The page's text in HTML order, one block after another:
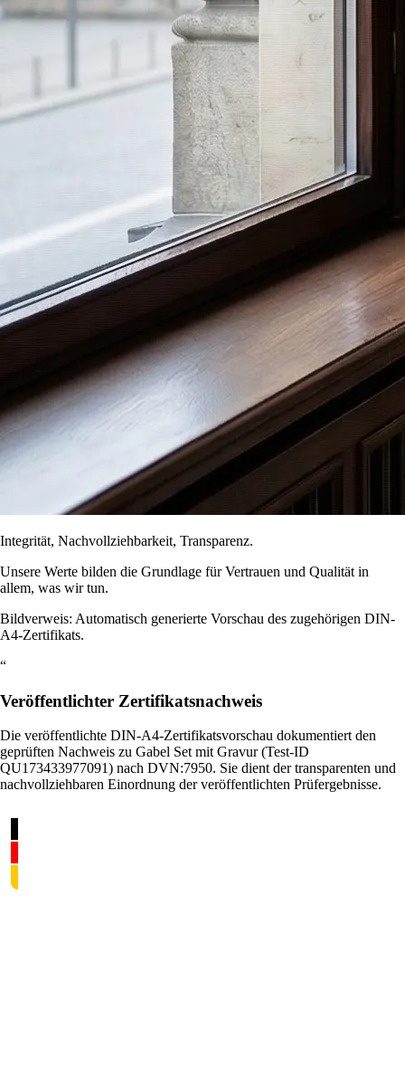
Integrität, Nachvollziehbarkeit, Transparenz.
Unsere Werte bilden die Grundlage für Vertrauen und Qualität in
allem, was wir tun.
Bildverweis: Automatisch generierte Vorschau des zugehörigen DIN-
A4-Zertifikats.
“
Veröffentlichter Zertifikatsnachweis
Die veröffentlichte DIN-A4-Zertifikatsvorschau dokumentiert den
geprüften Nachweis zu Gabel Set mit Gravur (Test-ID
QU173433977091) nach DVN:7950. Sie dient der transparenten und
nachvollziehbaren Einordnung der veröffentlichten Prüfergebnisse.